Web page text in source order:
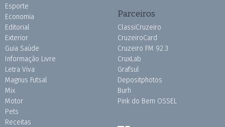
Esporte
Economia
Editorial
Exterior
Guia Saúde
Informação Livre
Letra Viva
Magnus Futsal
Mix
Motor
Pets
Receitas
Parceiros
ClassiCruzeiro
CruzeiroCard
Cruzeiro FM 92.3
CruxLab
Grafsul
Depositphotos
Burh
Pink do Bem OSSEL